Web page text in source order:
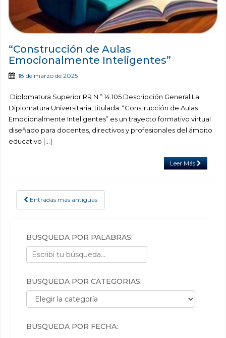
“Construcción de Aulas
Emocionalmente Inteligentes”
18 de marzo de 2025
Diplomatura Superior RR N.º 14.105 Descripción General La
Diplomatura Universitaria, titulada: “Construcción de Aulas
Emocionalmente Inteligentes” es un trayecto formativo virtual
diseñado para docentes, directivos y profesionales del ámbito
educativo […]
Leer Más
POSTS NAVIGATION
Entradas más antiguas
BÚSQUEDA POR PALABRAS:
BÚSQUEDA POR CATEGORÍAS:
Búsqueda por categorías:
BÚSQUEDA POR FECHA: